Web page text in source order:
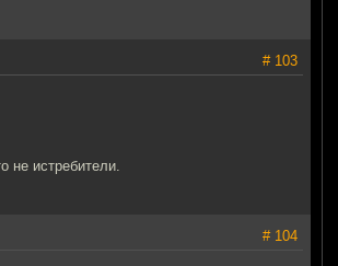
# 103
не истребители.
# 104